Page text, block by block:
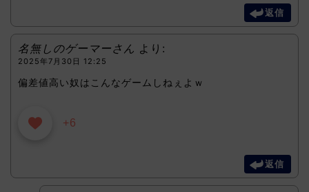
返信
名無しのゲーマーさん より:
2025年7月30日 12:25
偏差値高い奴はこんなゲームしねぇよｗ
+6
返信